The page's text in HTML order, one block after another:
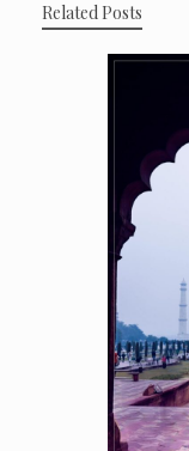
Related Posts